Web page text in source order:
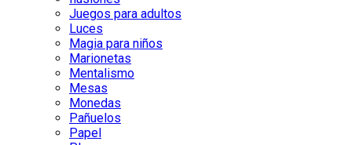
Juegos para adultos
Luces
Magia para niños
Marionetas
Mentalismo
Mesas
Monedas
Pañuelos
Papel